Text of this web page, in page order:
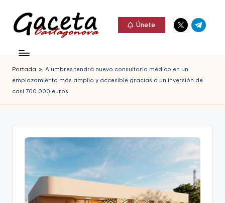
Saltar
contenido
c
e
a
Gaceta
Cartagonova,
La
informa
Cartagena,
Únete
Elemento
del
Elemento
del
Portada » Alumbres tendrá nuevo consultorio médico en un
emplazamiento más amplio y accesible gracias a un inversión de
casi 700.000 euros